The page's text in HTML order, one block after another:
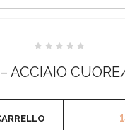
su
5
ACCIAIO